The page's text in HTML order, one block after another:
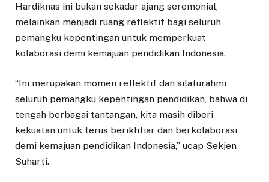
Hardiknas ini bukan sekadar ajang seremonial,
melainkan menjadi ruang reflektif bagi seluruh
pemangku kepentingan untuk memperkuat
kolaborasi demi kemajuan pendidikan Indonesia.
“Ini merupakan momen reflektif dan silaturahmi
seluruh pemangku kepentingan pendidikan, bahwa di
tengah berbagai tantangan, kita masih diberi
kekuatan untuk terus berikhtiar dan berkolaborasi
demi kemajuan pendidikan Indonesia,” ucap Sekjen
Suharti.